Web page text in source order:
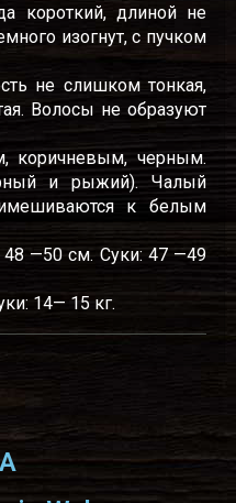
короткий, длиной не
изогнут, с пучком
не слишком тонкая,
Волосы не образуют
черным.
и рыжий). Чалый
к белым
—50 см. Суки: 47 —49
14— 15 кг.